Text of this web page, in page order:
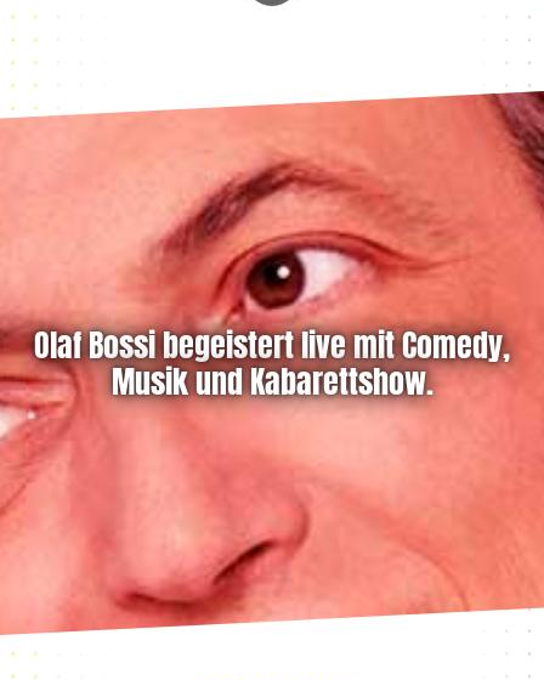
Olaf Bossi begeistert live mit Comedy,
Musik und Kabarettshow.